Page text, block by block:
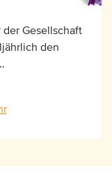
der Gesellschaft
den